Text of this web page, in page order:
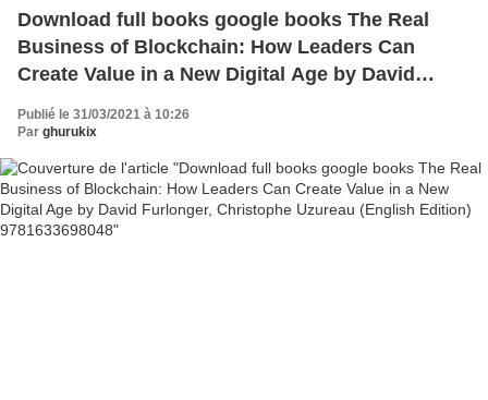
Download full books google books The Real
Business of Blockchain: How Leaders Can
Create Value in a New Digital Age by David
9781633698048
Publié le 31/03/2021 à 10:26
Par ghurukix